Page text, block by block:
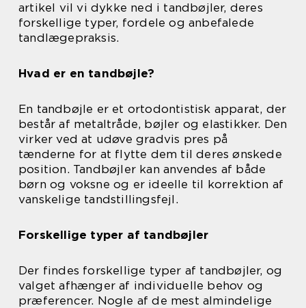
artikel vil vi dykke ned i tandbøjler, deres
forskellige typer, fordele og anbefalede
tandlægepraksis.
Hvad er en tandbøjle?
En tandbøjle er et ortodontistisk apparat, der
består af metaltråde, bøjler og elastikker. Den
virker ved at udøve gradvis pres på
tænderne for at flytte dem til deres ønskede
position. Tandbøjler kan anvendes af både
børn og voksne og er ideelle til korrektion af
vanskelige tandstillingsfejl.
Forskellige typer af tandbøjler
Der findes forskellige typer af tandbøjler, og
valget afhænger af individuelle behov og
præferencer. Nogle af de mest almindelige